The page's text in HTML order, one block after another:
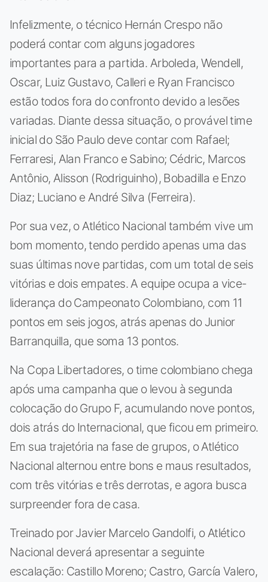
Infelizmente, o técnico Hernán Crespo não
poderá contar com alguns jogadores
importantes para a partida. Arboleda, Wendell,
Oscar, Luiz Gustavo, Calleri e Ryan Francisco
estão todos fora do confronto devido a lesões
variadas. Diante dessa situação, o provável time
inicial do São Paulo deve contar com Rafael;
Ferraresi, Alan Franco e Sabino; Cédric, Marcos
Antônio, Alisson (Rodriguinho), Bobadilla e Enzo
Diaz; Luciano e André Silva (Ferreira).
Por sua vez, o Atlético Nacional também vive um
bom momento, tendo perdido apenas uma das
suas últimas nove partidas, com um total de seis
vitórias e dois empates. A equipe ocupa a vice-
liderança do Campeonato Colombiano, com 11
pontos em seis jogos, atrás apenas do Junior
Barranquilla, que soma 13 pontos.
Na Copa Libertadores, o time colombiano chega
após uma campanha que o levou à segunda
colocação do Grupo F, acumulando nove pontos,
dois atrás do Internacional, que ficou em primeiro.
Em sua trajetória na fase de grupos, o Atlético
Nacional alternou entre bons e maus resultados,
com três vitórias e três derrotas, e agora busca
surpreender fora de casa.
Treinado por Javier Marcelo Gandolfi, o Atlético
Nacional deverá apresentar a seguinte
escalação: Castillo Moreno; Castro, García Valero,